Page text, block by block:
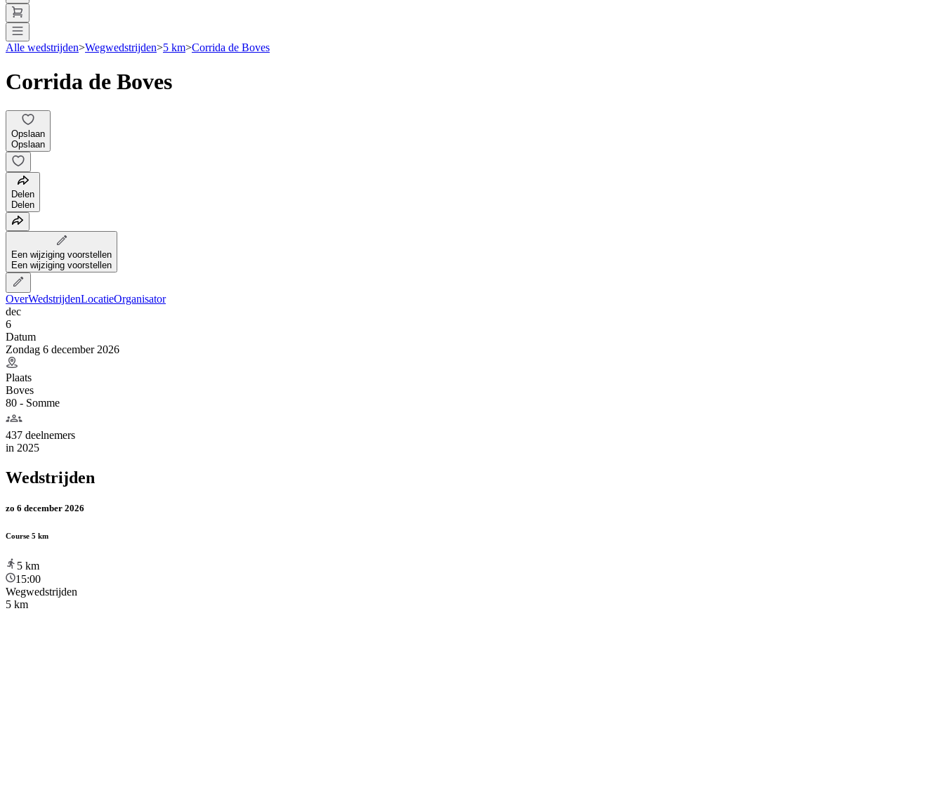
Alle wedstrijden>Wegwedstrijden>5 km>Corrida de Boves
Corrida de Boves
Opslaan
Opslaan
Delen
Delen
Een wijziging voorstellen
Een wijziging voorstellen
OverWedstrijdenLocatieOrganisator
dec
6
Datum
Zondag 6 december 2026
Plaats
Boves
80 - Somme
437 deelnemers
in 2025
Wedstrijden
zo 6 december 2026
Course 5 km
5 km
15:00
Wegwedstrijden
5 km